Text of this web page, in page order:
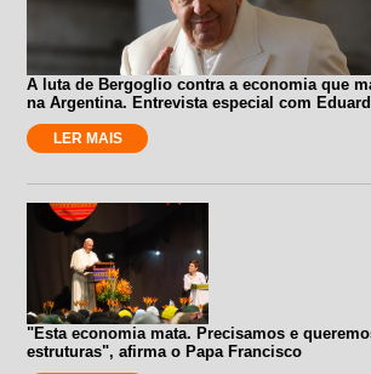
A luta de Bergoglio contra a economia que
na Argentina. Entrevista especial com
LER MAIS
"Esta economia mata. Precisamos e
estruturas", afirma o Papa Francisco